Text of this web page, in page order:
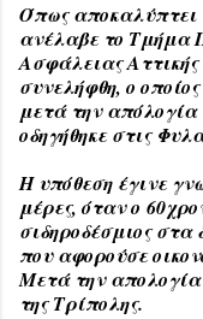
Όπως αποκαλύπτει
ανέλαβε το Τμήμα
Ασφάλειας
συνελήφθη, ο
μετά την απόλογία
οδηγήθηκε στις
Η υπόθεση έγινε
μέρες, όταν ο
σιδηροδέσμιος στα
που αφορούσε
Μετά την απολογία
της Τρίπολης.